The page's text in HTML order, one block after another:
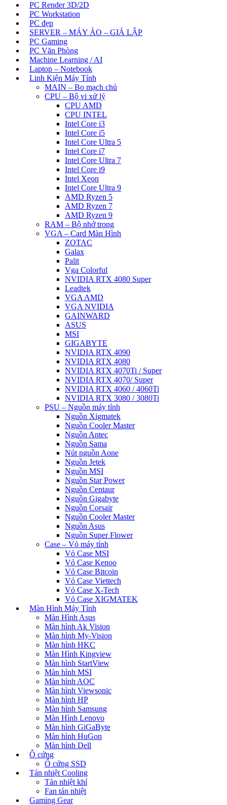
PC Render 3D/2D
PC Workstation
PC đẹp
SERVER – MÁY ẢO – GIẢ LẬP
PC Gaming
PC Văn Phòng
Machine Learning / AI
Laptop – Notebook
Linh Kiện Máy Tính
MAIN – Bo mạch chủ
CPU – Bộ vi xử lý
CPU AMD
CPU INTEL
Intel Core i3
Intel Core i5
Intel Core Ultra 5
Intel Core i7
Intel Core Ultra 7
Intel Core i9
Intel Xeon
Intel Core Ultra 9
AMD Ryzen 5
AMD Ryzen 7
AMD Ryzen 9
RAM – Bộ nhớ trong
VGA – Card Màn Hình
ZOTAC
Galax
Palit
Vga Colorful
NVIDIA RTX 4080 Super
Leadtek
VGA AMD
VGA NVIDIA
GAINWARD
ASUS
MSI
GIGABYTE
NVIDIA RTX 4090
NVIDIA RTX 4080
NVIDIA RTX 4070Ti / Super
NVIDIA RTX 4070/ Super
NVIDIA RTX 4060 / 4060Ti
NVIDIA RTX 3080 / 3080Ti
PSU – Nguồn máy tính
Nguồn Xigmatek
Nguồn Cooler Master
Nguồn Antec
Nguồn Sama
Nút nguồn Aone
Nguồn Jetek
Nguồn MSI
Nguồn Star Power
Nguồn Centaur
Nguồn Gigabyte
Nguồn Corsair
Nguồn Cooler Master
Nguồn Asus
Nguồn Super Flower
Case – Vỏ máy tính
Vỏ Case MSI
Vỏ Case Kenoo
Vỏ Case Bitcoin
Vỏ Case Viettech
Vỏ Case X-Tech
Vỏ Case XIGMATEK
Màn Hình Máy Tính
Màn Hình Asus
Màn hình Ak Vision
Màn hình My-Vision
Màn hình HKC
Màn Hình Kingview
Màn hình StartView
Màn hình MSI
Màn hình AOC
Màn hình Viewsonic
Màn hình HP
Màn hình Samsung
Màn Hình Lenovo
Màn hình GiGaByte
Màn hình HuGon
Màn hình Dell
Ô cứng
Ổ cứng SSD
Tản nhiệt Cooling
Tản nhiệt khí
Fan tản nhiệt
Gaming Gear